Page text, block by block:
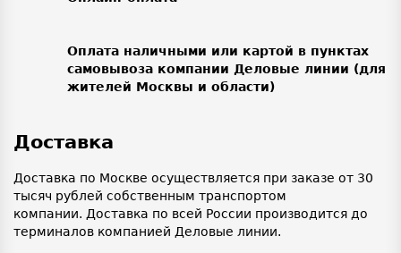
Оплата наличными или картой в пунктах
самовывоза компании Деловые линии (для
жителей Москвы и области)
Доставка
Доставка по Москве осуществляется при заказе от 30
тысяч рублей собственным транспортом
компании. Доставка по всей России производится до
терминалов компанией Деловые линии.